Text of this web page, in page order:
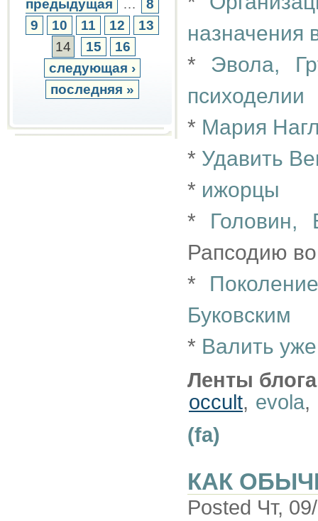
предыдущая …
8
9
10 11 12
13
14
15
16
следующая ›
последняя »
назначения
* Эвола,
психоделии
* Мария
* Удавить
* ижорцы
* Головин,
Рапсодию
*
Буковским
* Валить
Ленты
occult, evola,
(fa)
КАК
Posted Чт,